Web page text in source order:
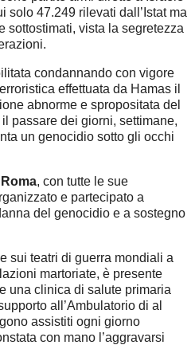
solo 47.249 rilevati dall’Istat ma
sottostimati, vista la segretezza
condannando con vigore
effettuata da Hamas il
abnorme e spropositata del
passare dei giorni, settimane,
un genocidio sotto gli occhi
, con tutte le sue
e partecipato a
del genocidio e a sostegno
sui teatri di guerra mondiali a
martoriate, è presente
una clinica di salute primaria
all’Ambulatorio di al
assistiti ogni giorno
con mano l’aggravarsi